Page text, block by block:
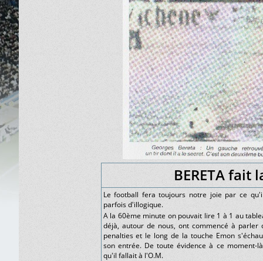
BERETA fait
Le football fera toujours notre joie par ce
parfois d'illogique.
A la 60ème minute on pouvait lire 1 à 1 au
déjà, autour de nous, ont commencé à parler
penalties et le long de la touche Emon
son entrée. De toute évidence à ce moment-
qu'il fallait à l'O.M.